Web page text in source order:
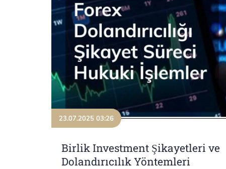
23.07.2025 03:26
Birlik Investment Şikayetleri ve
Dolandırıcılık Yöntemleri